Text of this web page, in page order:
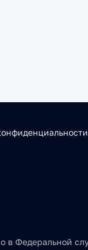
в Федеральной